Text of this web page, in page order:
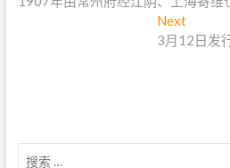
章
Next
e
3月12日发